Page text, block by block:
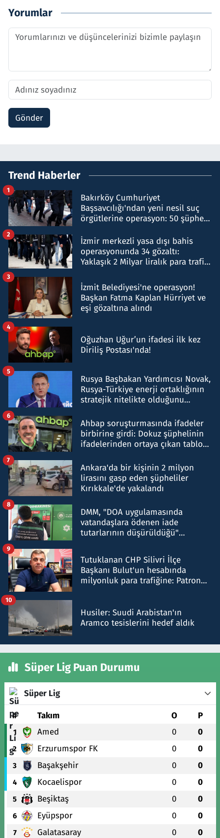
Yorumlar
Gönder
Trend Haberler
Bakırköy Cumhuriyet
Başsavcılığı'ndan yeni nesil suç
örgütlerine operasyon: 50 şüpheli
1
İzmir merkezli yasa dışı bahis
operasyonunda 34 gözaltı:
Yaklaşık 2 Milyar liralık para trafiği
2
İzmit Belediyesi'ne operasyon!
Başkan Fatma Kaplan Hürriyet ve
eşi gözaltına alındı
3
Oğuzhan Uğur’un ifadesi ilk kez
Diriliş Postası'nda!
4
Rusya Başbakan Yardımcısı Novak,
Rusya-Türkiye enerji ortaklığının
stratejik nitelikte olduğunu
5
Ahbap soruşturmasında ifadeler
birbirine girdi: Dokuz şüphelinin
ifadelerinden ortaya çıkan tablo
6
Ankara'da bir kişinin 2 milyon
lirasını gasp eden şüpheliler
Kırıkkale'de yakalandı
7
DMM, "DOA uygulamasında
vatandaşlara ödenen iade
tutarlarının düşürüldüğü"
8
Tutuklanan CHP Silivri İlçe
Başkanı Bulut'un hesabında
milyonluk para trafiğine: Patron
9
Husiler: Suudi Arabistan'ın
Aramco tesislerini hedef aldık
10
Süper Lig Puan Durumu
Süper Lig
# Takım O P
1 Amed 0 0
2 Erzurumspor FK 0 0
3 Başakşehir 0 0
4 Kocaelispor 0 0
5 Beşiktaş 0 0
6 Eyüpspor 0 0
7 Galatasaray 0 0